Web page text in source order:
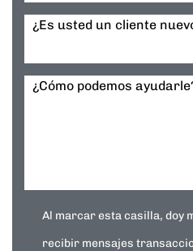
¿Es usted un cliente
¿Cómo podemos
Al marcar esta casilla, doy
recibir mensajes